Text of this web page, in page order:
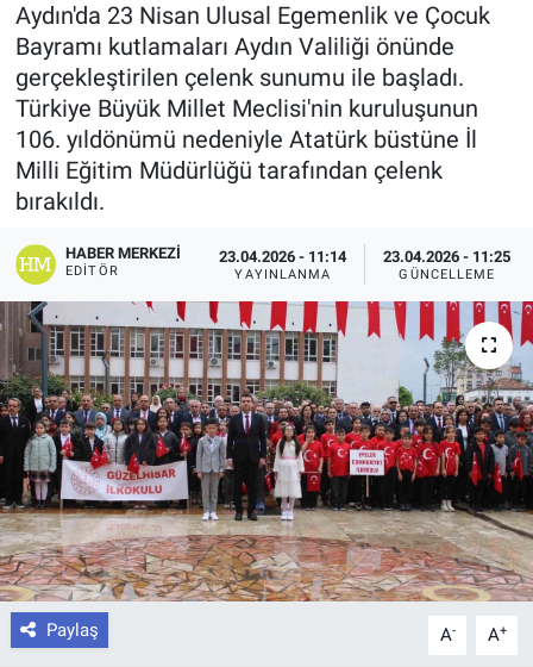
Aydın'da 23 Nisan Ulusal Egemenlik ve Çocuk
Bayramı kutlamaları Aydın Valiliği önünde
gerçekleştirilen çelenk sunumu ile başladı.
Türkiye Büyük Millet Meclisi'nin kuruluşunun
106. yıldönümü nedeniyle Atatürk büstüne İl
Milli Eğitim Müdürlüğü tarafından çelenk
bırakıldı.
HABER MERKEZI
EDITÖR
23.04.2026 - 11:14
YAYINLANMA
23.04.2026 - 11:25
GÜNCELLEME
Paylaş A- A+